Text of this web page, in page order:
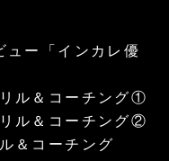
ー「インカレ優
ル＆コーチング①
ル＆コーチング②
＆コーチング